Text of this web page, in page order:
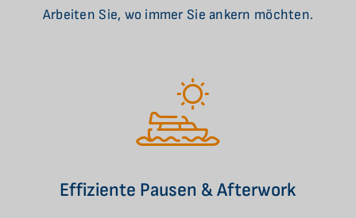
Arbeiten Sie, wo immer Sie ankern möchten.
Effiziente Pausen & Afterwork